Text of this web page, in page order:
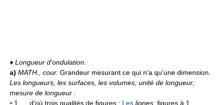
♦ Longueur d'ondulation
a) MATH., cour. Grandeur mesurant ce qui n'a qu'une dimension.
Les longueurs, les surfaces, les volumes; unité de longueur;
mesure de longueur :
• 1. ... d'où trois qualités de figures : Les lignes, figures à 1